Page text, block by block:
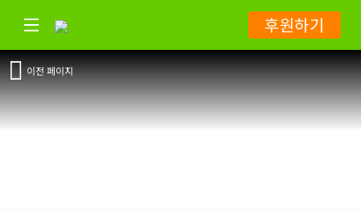
후원하기
이전 페이지